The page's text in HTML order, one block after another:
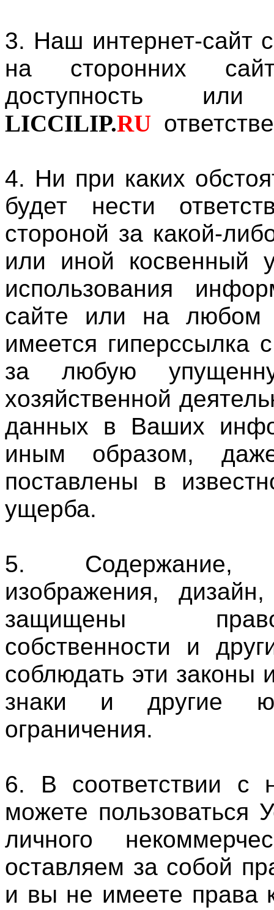
3. Наш интернет-сайт
на сторонних
доступность
LICCILIP.RU
4. Ни при каких
будет нести
стороной за какой-
или иной косвенный
использования
сайте или на любом
имеется гиперссылка
за любую
хозяйственной
данных в Ваших
иным образом,
поставлены в
ущерба.
5. Содержание,
изображения,
защищены
собственности и
соблюдать эти законы
знаки и другие
ограничения.
6. В соответствии с
можете пользоваться
личного
оставляем за собой
и вы не имеете права